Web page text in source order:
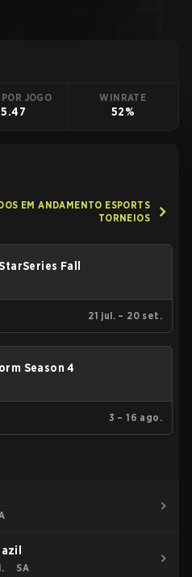
JOGO WINRATE
52%
EM ANDAMENTO ESPORTS
TORNEIOS
Fall
21 jul. – 20 set.
Season 4
3 – 16 ago.
SA